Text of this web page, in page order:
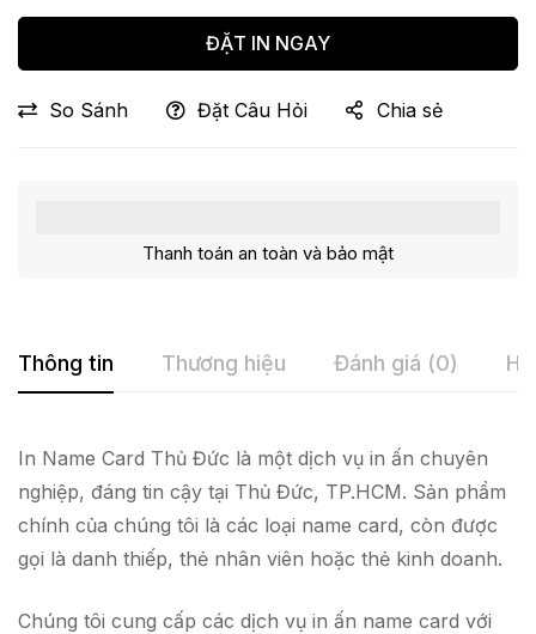
ĐẶT IN NGAY
So Sánh Đặt Câu Hỏi Chia sẻ
Thanh toán an toàn và bảo mật
Thông tin Thương hiệu Đánh giá (0)
In Name Card Thủ Đức là một dịch vụ in ấn chuyên
nghiệp, đáng tin cậy tại Thủ Đức, TP.HCM. Sản phẩm
chính của chúng tôi là các loại name card, còn được
gọi là danh thiếp, thẻ nhân viên hoặc thẻ kinh doanh.
Chúng tôi cung cấp các dịch vụ in ấn name card với